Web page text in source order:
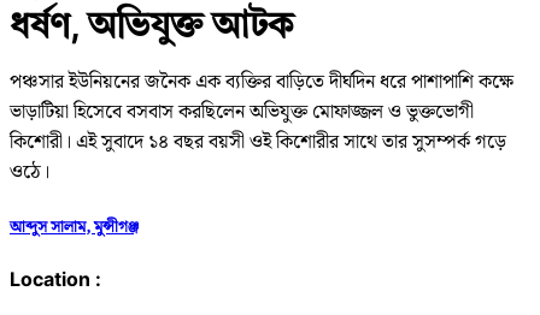
ধর্ষণ, অভিযুক্ত আটক
পঞ্চসার ইউনিয়নের জনৈক এক ব্যক্তির বাড়িতে দীর্ঘদিন ধরে পাশাপাশি কক্ষে
ভাড়াটিয়া হিসেবে বসবাস করছিলেন অভিযুক্ত মোফাজ্জল ও ভুক্তভোগী
কিশোরী। এই সুবাদে ১৪ বছর বয়সী ওই কিশোরীর সাথে তার সুসম্পর্ক গড়ে
ওঠে।
আব্দুস সালাম, মুন্সীগঞ্জ
Location :